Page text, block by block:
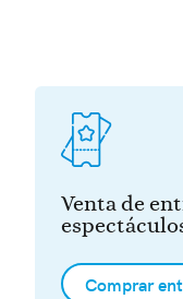
Venta de
Comprar